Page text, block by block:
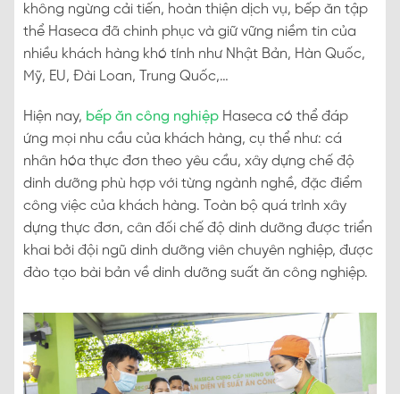
không ngừng cải tiến, hoàn thiện dịch vụ, bếp ăn tập
thể Haseca đã chinh phục và giữ vững niềm tin của
nhiều khách hàng khó tính như Nhật Bản, Hàn Quốc,
Mỹ, EU, Đài Loan, Trung Quốc,…
Hiện nay, bếp ăn công nghiệp Haseca có thể đáp
ứng mọi nhu cầu của khách hàng, cụ thể như: cá
nhân hóa thực đơn theo yêu cầu, xây dựng chế độ
dinh dưỡng phù hợp với từng ngành nghề, đặc điểm
công việc của khách hàng. Toàn bộ quá trình xây
dựng thực đơn, cân đối chế độ dinh dưỡng được triển
khai bởi đội ngũ dinh dưỡng viên chuyên nghiệp, được
đào tạo bài bản về dinh dưỡng suất ăn công nghiệp.